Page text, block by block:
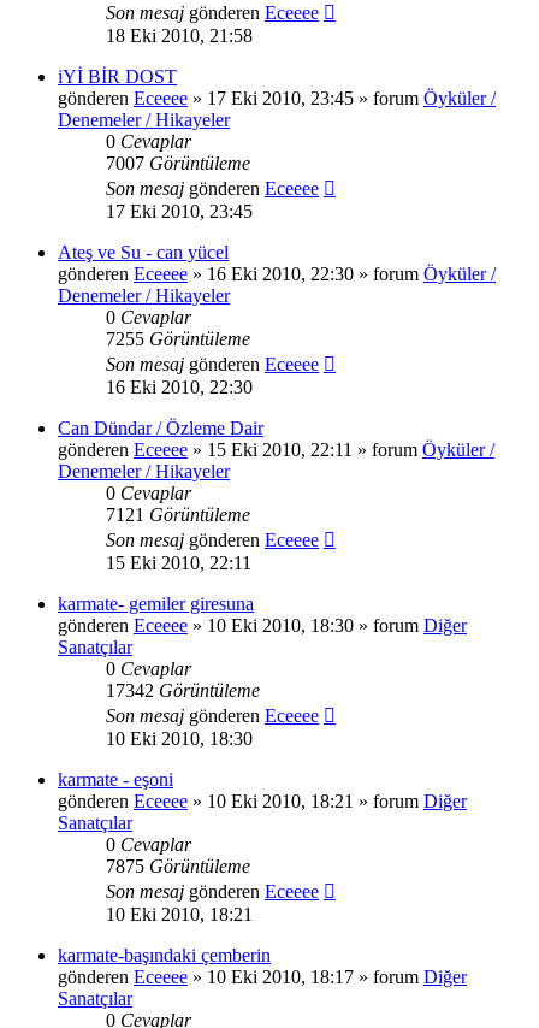
Son mesaj gönderen Eceeee
18 Eki 2010, 21:58
iYİ BİR DOST
gönderen Eceeee » 17 Eki 2010, 23:45 » forum Öyküler /
Denemeler / Hikayeler
0 Cevaplar
7007 Görüntüleme
Son mesaj gönderen Eceeee
17 Eki 2010, 23:45
Ateş ve Su - can yücel
gönderen Eceeee » 16 Eki 2010, 22:30 » forum Öyküler /
Denemeler / Hikayeler
0 Cevaplar
7255 Görüntüleme
Son mesaj gönderen Eceeee
16 Eki 2010, 22:30
Can Dündar / Özleme Dair
gönderen Eceeee » 15 Eki 2010, 22:11 » forum Öyküler /
Denemeler / Hikayeler
0 Cevaplar
7121 Görüntüleme
Son mesaj gönderen Eceeee
15 Eki 2010, 22:11
karmate- gemiler giresuna
gönderen Eceeee » 10 Eki 2010, 18:30 » forum Diğer
Sanatçılar
0 Cevaplar
17342 Görüntüleme
Son mesaj gönderen Eceeee
10 Eki 2010, 18:30
karmate - eşoni
gönderen Eceeee » 10 Eki 2010, 18:21 » forum Diğer
Sanatçılar
0 Cevaplar
7875 Görüntüleme
Son mesaj gönderen Eceeee
10 Eki 2010, 18:21
karmate-başındaki çemberin
gönderen Eceeee » 10 Eki 2010, 18:17 » forum Diğer
Sanatçılar
0 Cevaplar